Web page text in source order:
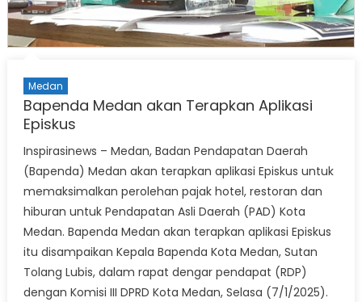
Medan
Bapenda Medan akan Terapkan Aplikasi
Episkus
Inspirasinews – Medan, Badan Pendapatan Daerah
(Bapenda) Medan akan terapkan aplikasi Episkus untuk
memaksimalkan perolehan pajak hotel, restoran dan
hiburan untuk Pendapatan Asli Daerah (PAD) Kota
Medan. Bapenda Medan akan terapkan aplikasi Episkus
itu disampaikan Kepala Bapenda Kota Medan, Sutan
Tolang Lubis, dalam rapat dengar pendapat (RDP)
dengan Komisi III DPRD Kota Medan, Selasa (7/1/2025).